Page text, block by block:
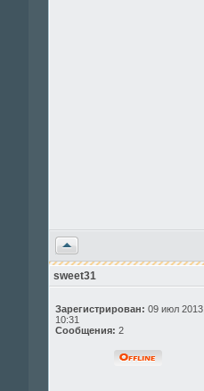
Вернуться
к
началу
sweet31
Зарегистрирован: 09 июл 2013,
10:31
Сообщения: 2